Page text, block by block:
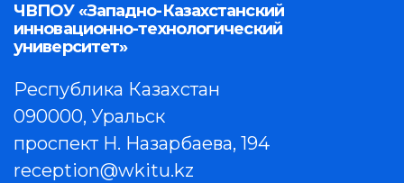
ЧВПОУ «Западно-Казахстанский
инновационно-технологический
университет»
Республика Казахстан
090000, Уральск
проспект Н. Назарбаева, 194
reception@wkitu.kz